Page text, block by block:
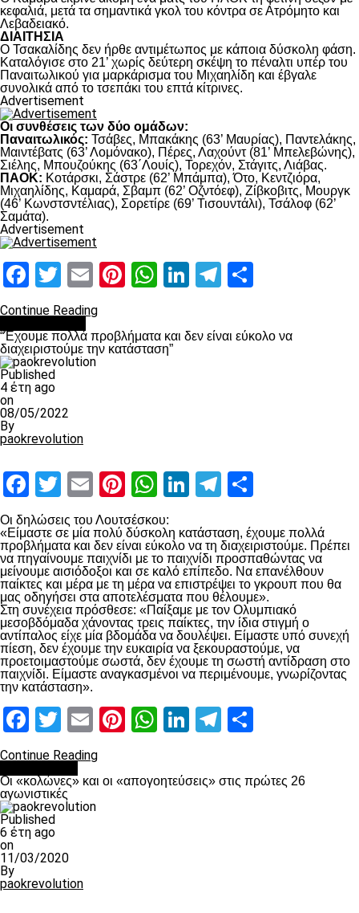
κεφαλιά, μετά τα σημαντικά γκολ του κόντρα σε Ατρόμητο και
Λεβαδειακό.
ΔΙΑΙΤΗΣΙΑ
Ο Τσακαλίδης δεν ήρθε αντιμέτωπος με κάποια δύσκολη φάση.
Καταλόγισε στο 21’ χωρίς δεύτερη σκέψη το πέναλτι υπέρ του
Παναιτωλικού για μαρκάρισμα του Μιχαηλίδη και έβγαλε
συνολικά από το τσεπάκι του επτά κίτρινες.
Advertisement
Οι συνθέσεις των δύο ομάδων:
Παναιτωλικός: Τσάβες, Μπακάκης (63’ Μαυρίας), Παντελάκης,
Μαιντέβατς (63’ Λομόνακο), Πέρες, Λαχούντ (81’ Μπελεβώνης),
Σιέλης, Μπουζούκης (63΄Λουίς), Τορεχόν, Στάγιτς, Λιάβας.
ΠΑΟΚ: Κοτάρσκι, Σάστρε (62’ Μπάμπα), Ότο, Κεντζιόρα,
Μιχαηλίδης, Καμαρά, Σβαμπ (62’ Οζντόεφ), Ζίβκοβιτς, Μουργκ
(46’ Κωνστσντέλιας), Σορετίρε (69’ Τισουντάλι), Τσάλοφ (62’
Σαμάτα).
Advertisement
Facebook
Twitter
EmailPinterest
WhatsApp
LinkedIn
Telegram
Continue Reading
“Έχουμε πολλά προβλήματα και δεν είναι εύκολο να
διαχειριστούμε την κατάσταση”
Published
4 έτη ago
on
08/05/2022
By
paokrevolution
Facebook
Twitter
EmailPinterest
WhatsApp
LinkedIn
Telegram
Οι δηλώσεις του Λουτσέσκου:
«Είμαστε σε μία πολύ δύσκολη κατάσταση, έχουμε πολλά
προβλήματα και δεν είναι εύκολο να τη διαχειριστούμε. Πρέπει
να πηγαίνουμε παιχνίδι με το παιχνίδι προσπαθώντας να
μείνουμε αισιόδοξοι και σε καλό επίπεδο. Να επανέλθουν
παίκτες και μέρα με τη μέρα να επιστρέψει το γκρουπ που θα
μας οδηγήσει στα αποτελέσματα που θέλουμε».
Στη συνέχεια πρόσθεσε: «Παίξαμε με τον Ολυμπιακό
μεσοβδόμαδα χάνοντας τρεις παίκτες, την ίδια στιγμή ο
αντίπαλος είχε μία βδομάδα να δουλέψει. Είμαστε υπό συνεχή
πίεση, δεν έχουμε την ευκαιρία να ξεκουραστούμε, να
προετοιμαστούμε σωστά, δεν έχουμε τη σωστή αντίδραση στο
παιχνίδι. Είμαστε αναγκασμένοι να περιμένουμε, γνωρίζοντας
την κατάσταση».
Facebook
Twitter
EmailPinterest
WhatsApp
LinkedIn
Telegram
Continue Reading
Οι «κολώνες» και οι «απογοητεύσεις» στις πρώτες 26
αγωνιστικές
Published
6 έτη ago
on
11/03/2020
By
paokrevolution